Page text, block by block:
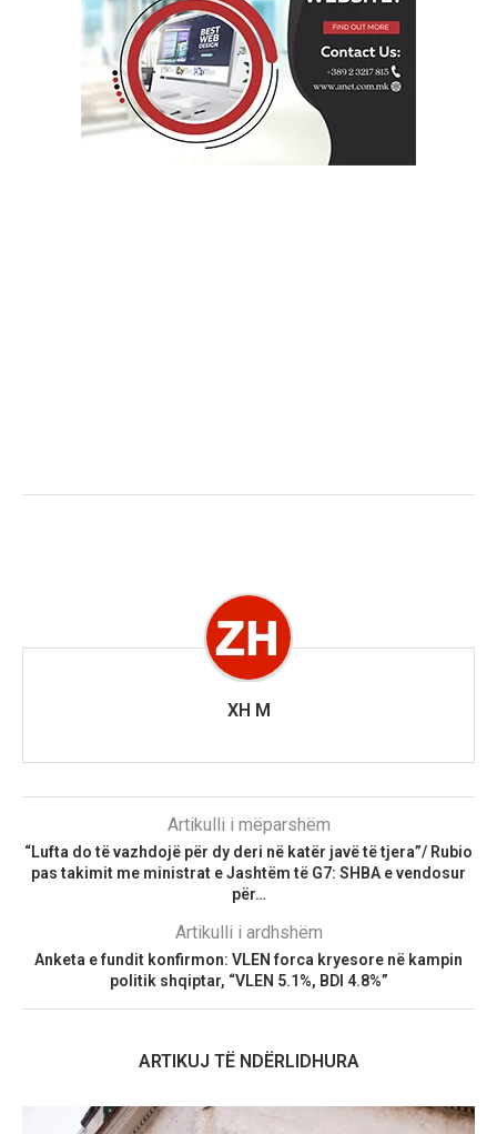
XH M
Artikulli i mëparshëm
“Lufta do të vazhdojë për dy deri në katër javë të tjera”/ Rubio
pas takimit me ministrat e Jashtëm të G7: SHBA e vendosur
për…
Artikulli i ardhshëm
Anketa e fundit konfirmon: VLEN forca kryesore në kampin
politik shqiptar, “VLEN 5.1%, BDI 4.8%”
ARTIKUJ TË NDËRLIDHURA